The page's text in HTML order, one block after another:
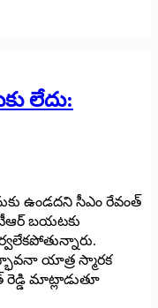
లేదు:
ఉండదని సీఎం రేవంత్
బయటకు
యాత్ర స్మారక
రెడ్డి మాట్లాడుతూ